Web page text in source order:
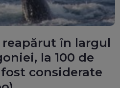
reapărut în largul
la 100 de
considerate